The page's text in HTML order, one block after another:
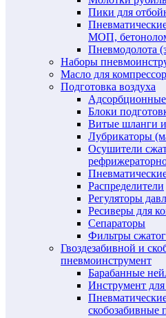
Пики для
МОП,
Пневмодолота
Наборы
Масло для
Подготовка воздуха
Блоки
Витые шланги
Лубрикаторы
Осушители
Распределители
Регуляторы
Ресиверы для
Сепараторы
Фильтры
Гвоздезабивной и
пневмоинструмент
Барабанные
Инструмент для
скобозабивные